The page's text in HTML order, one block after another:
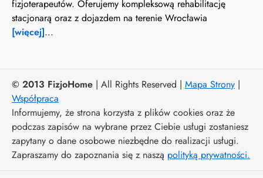
fizjoterapeutów. Oferujemy kompleksową rehabilitację
stacjonarą oraz z dojazdem na terenie Wrocławia
[więcej]...
© 2013 FizjoHome | All Rights Reserved | Mapa Strony |
Współpraca
Informujemy, że strona korzysta z plików cookies oraz że
podczas zapisów na wybrane przez Ciebie usługi zostaniesz
zapytany o dane osobowe niezbędne do realizacji usługi.
Zapraszamy do zapoznania się z naszą polityką prywatności.